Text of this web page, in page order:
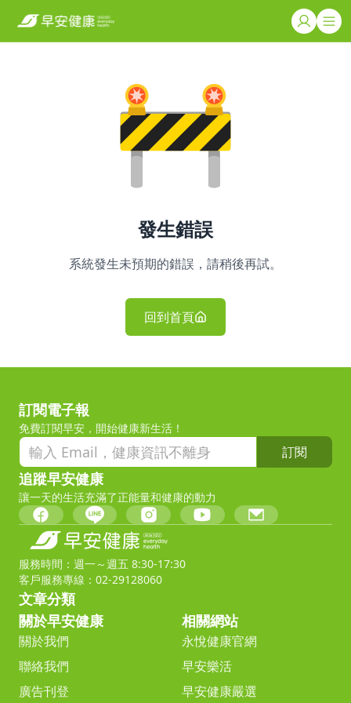
發生錯誤
系統發生未預期的錯誤，請稍後再試。
回到首頁
訂閱電子報
免費訂閱早安，開始健康新生活！
訂閱
追蹤早安健康
讓一天的生活充滿了正能量和健康的動力
服務時間：週一～週五 8:30-17:30
客戶服務專線：02-29128060
文章分類
關於早安健康
關於我們
聯絡我們
廣告刊登
相關網站
永悅健康官網
早安樂活
早安健康嚴選